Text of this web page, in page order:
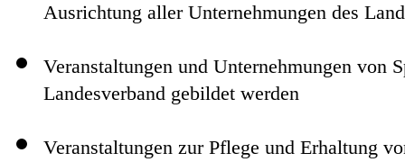
Ausrichtung aller Unternehmungen des
Veranstaltungen und Unternehmungen von
Landesverband gebildet werden
Veranstaltungen zur Pflege und Erhaltung